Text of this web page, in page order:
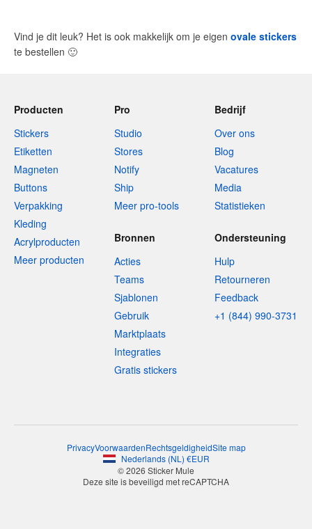
Vind je dit leuk? Het is ook makkelijk om je eigen ovale stickers
te bestellen 🙂
Producten
Stickers
Etiketten
Magneten
Buttons
Verpakking
Kleding
Acrylproducten
Meer producten
Pro
Studio
Stores
Notify
Ship
Meer pro-tools
Bedrijf
Over ons
Blog
Vacatures
Media
Statistieken
Bronnen
Acties
Teams
Sjablonen
Gebruik
Marktplaats
Integraties
Gratis stickers
Ondersteuning
Hulp
Retourneren
Feedback
+1 (844) 990-3731
PrivacyVoorwaardenRechtsgeldigheidSite map
Nederlands(NL ) €EUR
© 2026 Sticker Mule
Deze site is beveiligd met reCAPTCHA